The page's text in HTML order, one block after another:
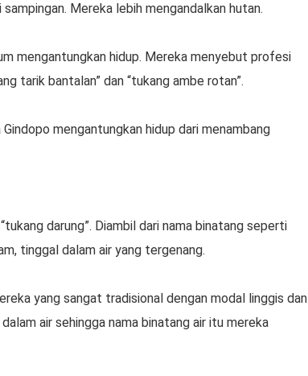
Mereka lebih mengandalkan hutan.
mengantungkan hidup. Mereka menyebut profesi
tarik bantalan” dan “tukang ambe rotan”.
mengantungkan hidup dari menambang
darung”. Diambil dari nama binatang seperti
tinggal dalam air yang tergenang.
yang sangat tradisional dengan modal linggis dan
air sehingga nama binatang air itu mereka